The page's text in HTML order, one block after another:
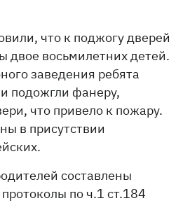
что к поджогу дверей
двое восьмилетних детей.
заведения ребята
подожгли фанеру,
что привело к пожару.
в присутствии
составлены
по ч.1 ст.184